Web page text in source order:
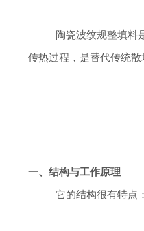
陶瓷波纹规整填料
传热过程，是替代传统散
一、 结构与工作原理
它的结构很有特点：